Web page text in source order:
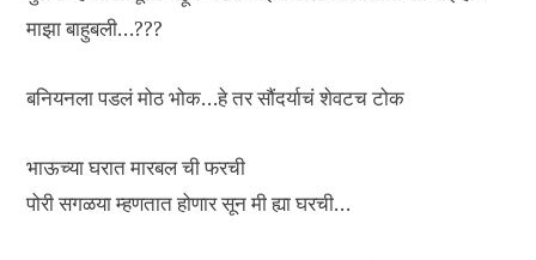
माझा बाहुबली…???
बनियनला पडलं मोठ भोक…हे तर सौंदर्याचं शेवटच टोक
भाऊच्या घरात मारबल ची फरची
पोरी सगळया म्हणतात होणार सून मी ह्या घरची…